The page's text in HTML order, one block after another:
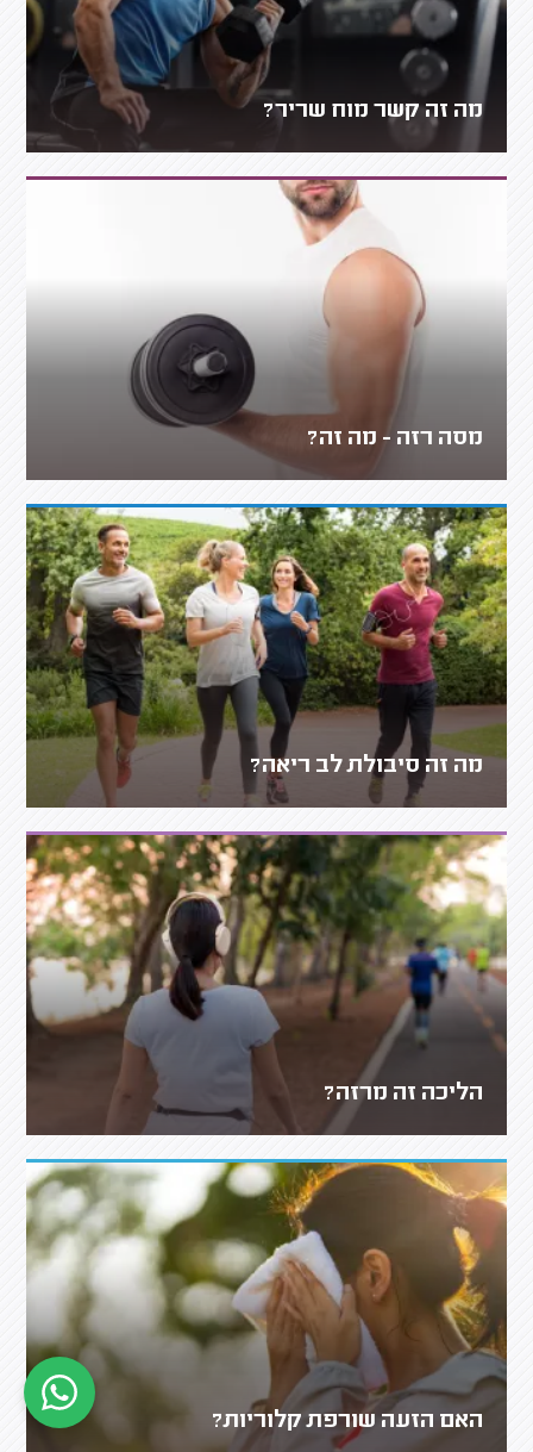
מה זה קשר מוח שריר?
מסה רזה - מה זה?
מה זה סיבולת לב ריאה?
הליכה זה מרזה?
האם הזעה שורפת קלוריות?